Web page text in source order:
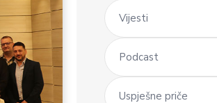
Vijesti
Podcast
Uspješne priče